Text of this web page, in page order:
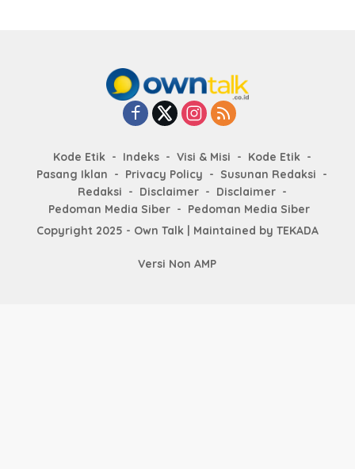
Kode Etik Indeks Visi & Misi
Kode Etik
Pasang Iklan
Privacy Policy
Susunan Redaksi
Redaksi
Disclaimer
Disclaimer
Pedoman Media Siber
Pedoman Media Siber
Copyright 2025 - Own Talk | Maintained by TEKADA
Versi Non AMP